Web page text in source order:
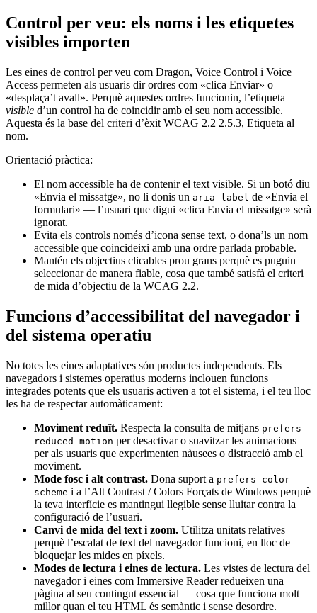
Control per veu: els noms i les etiquetes
visibles importen
Les eines de control per veu com Dragon, Voice Control i Voice
Access permeten als usuaris dir ordres com «clica Enviar» o
«desplaça’t avall». Perquè aquestes ordres funcionin, l’etiqueta
visible d’un control ha de coincidir amb el seu nom accessible.
Aquesta és la base del criteri d’èxit WCAG 2.2 2.5.3, Etiqueta al
nom.
Orientació pràctica:
El nom accessible ha de contenir el text visible. Si un botó diu
«Envia el missatge», no li donis un aria-label de «Envia el
formulari» — l’usuari que digui «clica Envia el missatge» serà
ignorat.
Evita els controls només d’icona sense text, o dona’ls un nom
accessible que coincideixi amb una ordre parlada probable.
Mantén els objectius clicables prou grans perquè es puguin
seleccionar de manera fiable, cosa que també satisfà el criteri
de mida d’objectiu de la WCAG 2.2.
Funcions d’accessibilitat del navegador i
del sistema operatiu
No totes les eines adaptatives són productes independents. Els
navegadors i sistemes operatius moderns inclouen funcions
integrades potents que els usuaris activen a tot el sistema, i el teu lloc
les ha de respectar automàticament:
Moviment reduït. Respecta la consulta de mitjans prefers-
reduced-motion per desactivar o suavitzar les animacions
per als usuaris que experimenten nàusees o distracció amb el
moviment.
Mode fosc i alt contrast. Dona suport a prefers-color-
scheme i a l’Alt Contrast / Colors Forçats de Windows perquè
la teva interfície es mantingui llegible sense lluitar contra la
configuració de l’usuari.
Canvi de mida del text i zoom. Utilitza unitats relatives
perquè l’escalat de text del navegador funcioni, en lloc de
bloquejar les mides en píxels.
Modes de lectura i eines de lectura. Les vistes de lectura del
navegador i eines com Immersive Reader redueixen una
pàgina al seu contingut essencial — cosa que funciona molt
millor quan el teu HTML és semàntic i sense desordre.